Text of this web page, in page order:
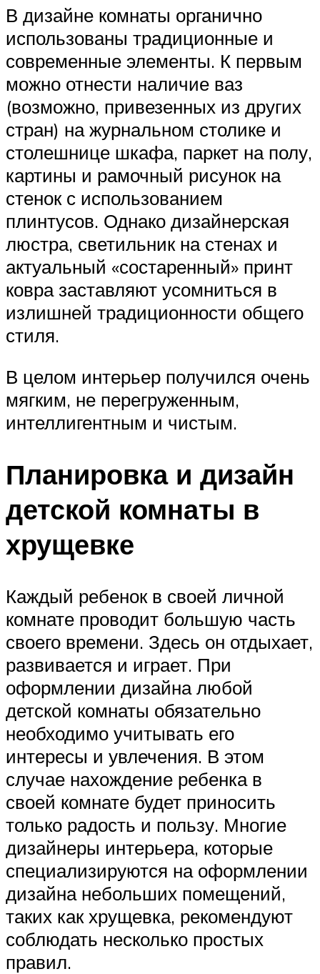
В дизайне комнаты органично
использованы традиционные и
современные элементы. К первым
можно отнести наличие ваз
(возможно, привезенных из других
стран) на журнальном столике и
столешнице шкафа, паркет на полу,
картины и рамочный рисунок на
стенок с использованием
плинтусов. Однако дизайнерская
люстра, светильник на стенах и
актуальный «состаренный» принт
ковра заставляют усомниться в
излишней традиционности общего
стиля.
В целом интерьер получился очень
мягким, не перегруженным,
интеллигентным и чистым.
Планировка и дизайн
детской комнаты в
хрущевке
Каждый ребенок в своей личной
комнате проводит большую часть
своего времени. Здесь он отдыхает,
развивается и играет. При
оформлении дизайна любой
детской комнаты обязательно
необходимо учитывать его
интересы и увлечения. В этом
случае нахождение ребенка в
своей комнате будет приносить
только радость и пользу. Многие
дизайнеры интерьера, которые
специализируются на оформлении
дизайна небольших помещений,
таких как хрущевка, рекомендуют
соблюдать несколько простых
правил.